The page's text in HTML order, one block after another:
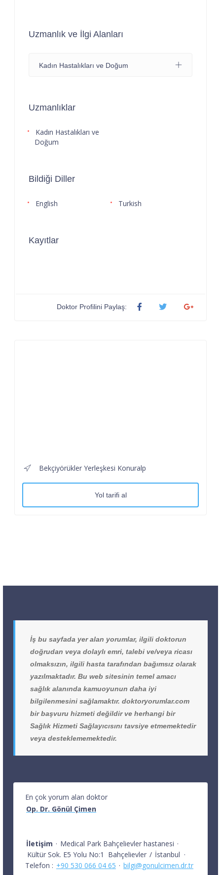
Uzmanlık ve İlgi Alanları
Kadın Hastalıkları ve Doğum
Uzmanlıklar
Kadın Hastalıkları ve
Doğum
Bildiği Diller
English Turkish
Kayıtlar
Doktor Profilini Paylaş:
Bekçiyörükler Yerleşkesi Konuralp
Yol tarifi al
İş bu sayfada yer alan yorumlar, ilgili doktorun
doğrudan veya dolaylı emri, talebi ve/veya ricası
olmaksızın, ilgili hasta tarafından bağımsız olarak
yazılmaktadır. Bu web sitesinin temel amacı
sağlık alanında kamuoyunun daha iyi
bilgilenmesini sağlamaktır. doktoryorumlar.com
bir başvuru hizmeti değildir ve herhangi bir
Sağlık Hizmeti Sağlayıcısını tavsiye etmemektedir
veya desteklememektedir.
En çok yorum alan doktor
Op. Dr. Gönül Çimen
İletişim · Medical Park Bahçelievler hastanesi ·
Kültür Sok. E5 Yolu No:1
Bahçelievler / İstanbul ·
Telefon : +90 530 066 04 65 · bilgi@gonulcimen.dr.tr